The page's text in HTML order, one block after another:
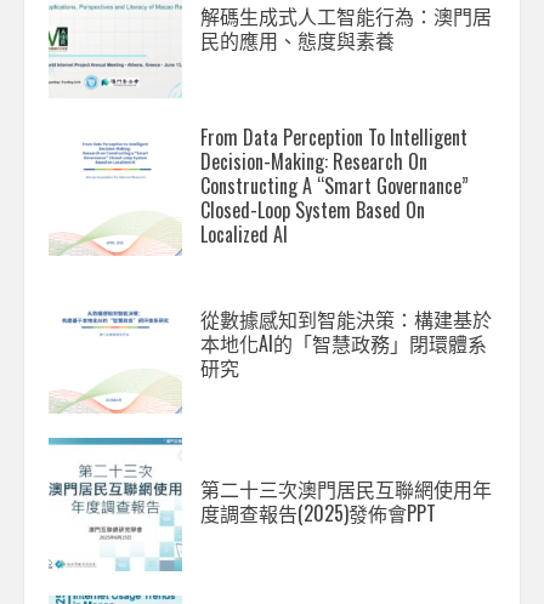
解碼生成式人工智能行為：澳門居
民的應用、態度與素養
From Data Perception To Intelligent
Decision-Making: Research On
Constructing A “Smart Governance”
Closed-Loop System Based On
Localized AI
從數據感知到智能決策：構建基於
本地化AI的「智慧政務」閉環體系
研究
第二十三次澳門居民互聯網使用年
度調查報告(2025)發佈會PPT